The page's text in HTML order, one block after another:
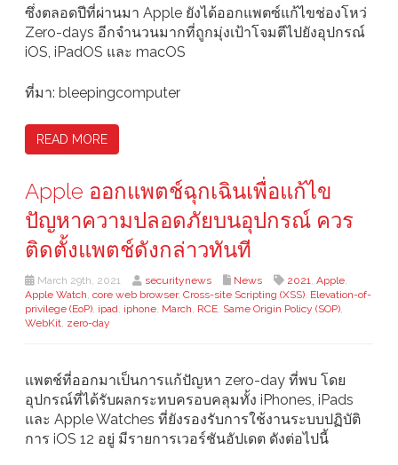
ซึ่งตลอดปีที่ผ่านมา Apple ยังได้ออกแพตซ์แก้ไขช่องโหว่
Zero-days อีกจำนวนมากที่ถูกมุ่งเป้าโจมตีไปยังอุปกรณ์
iOS, iPadOS และ macOS
ที่มา: bleepingcomputer
READ MORE
Apple ออกแพตช์ฉุกเฉินเพื่อแก้ไข
ปัญหาความปลอดภัยบนอุปกรณ์ ควร
ติดตั้งแพตช์ดังกล่าวทันที
March 29th, 2021 securitynews News 2021, Apple,
Apple Watch, core web browser, Cross-site Scripting (XSS), Elevation-of-
privilege (EoP), ipad, iphone, March, RCE, Same Origin Policy (SOP),
WebKit, zero-day
แพตช์ที่ออกมาเป็นการแก้ปัญหา zero-day ที่พบ โดย
อุปกรณ์ที่ได้รับผลกระทบครอบคลุมทั้ง iPhones, iPads
และ Apple Watches ที่ยังรองรับการใช้งานระบบปฏิบัติ
การ iOS 12 อยู่ มีรายการเวอร์ชันอัปเดต ดังต่อไปนี้